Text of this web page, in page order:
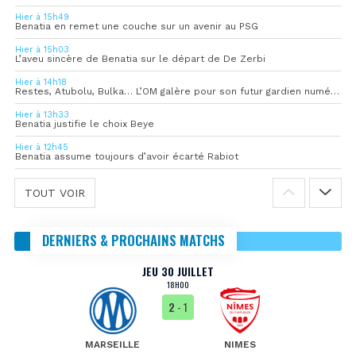
Hier à 15h49
Benatia en remet une couche sur un avenir au PSG
Hier à 15h03
L’aveu sincère de Benatia sur le départ de De Zerbi
Hier à 14h18
Restes, Atubolu, Bulka… L’OM galère pour son futur gardien numéro 1
Hier à 13h33
Benatia justifie le choix Beye
Hier à 12h45
Benatia assume toujours d’avoir écarté Rabiot
TOUT VOIR
DERNIERS & PROCHAINS MATCHS
JEU 30 JUILLET
18H00
MARSEILLE
2 - 1
NIMES